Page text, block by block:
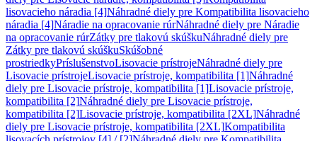
lisovacieho náradia [4]Náhradné diely pre Kompatibilita lisovacieho
náradia [4]Náradie na opracovanie rúrNáhradné diely pre Náradie
na opracovanie rúrZátky pre tlakovú skúškuNáhradné diely pre
Zátky pre tlakovú skúškuSkúšobné
prostriedkyPríslušenstvoLisovacie prístrojeNáhradné diely pre
Lisovacie prístrojeLisovacie prístroje, kompatibilita [1]Náhradné
diely pre Lisovacie prístroje, kompatibilita [1]Lisovacie prístroje,
kompatibilita [2]Náhradné diely pre Lisovacie prístroje,
kompatibilita [2]Lisovacie prístroje, kompatibilita [2XL]Náhradné
diely pre Lisovacie prístroje, kompatibilita [2XL]Kompatibilita